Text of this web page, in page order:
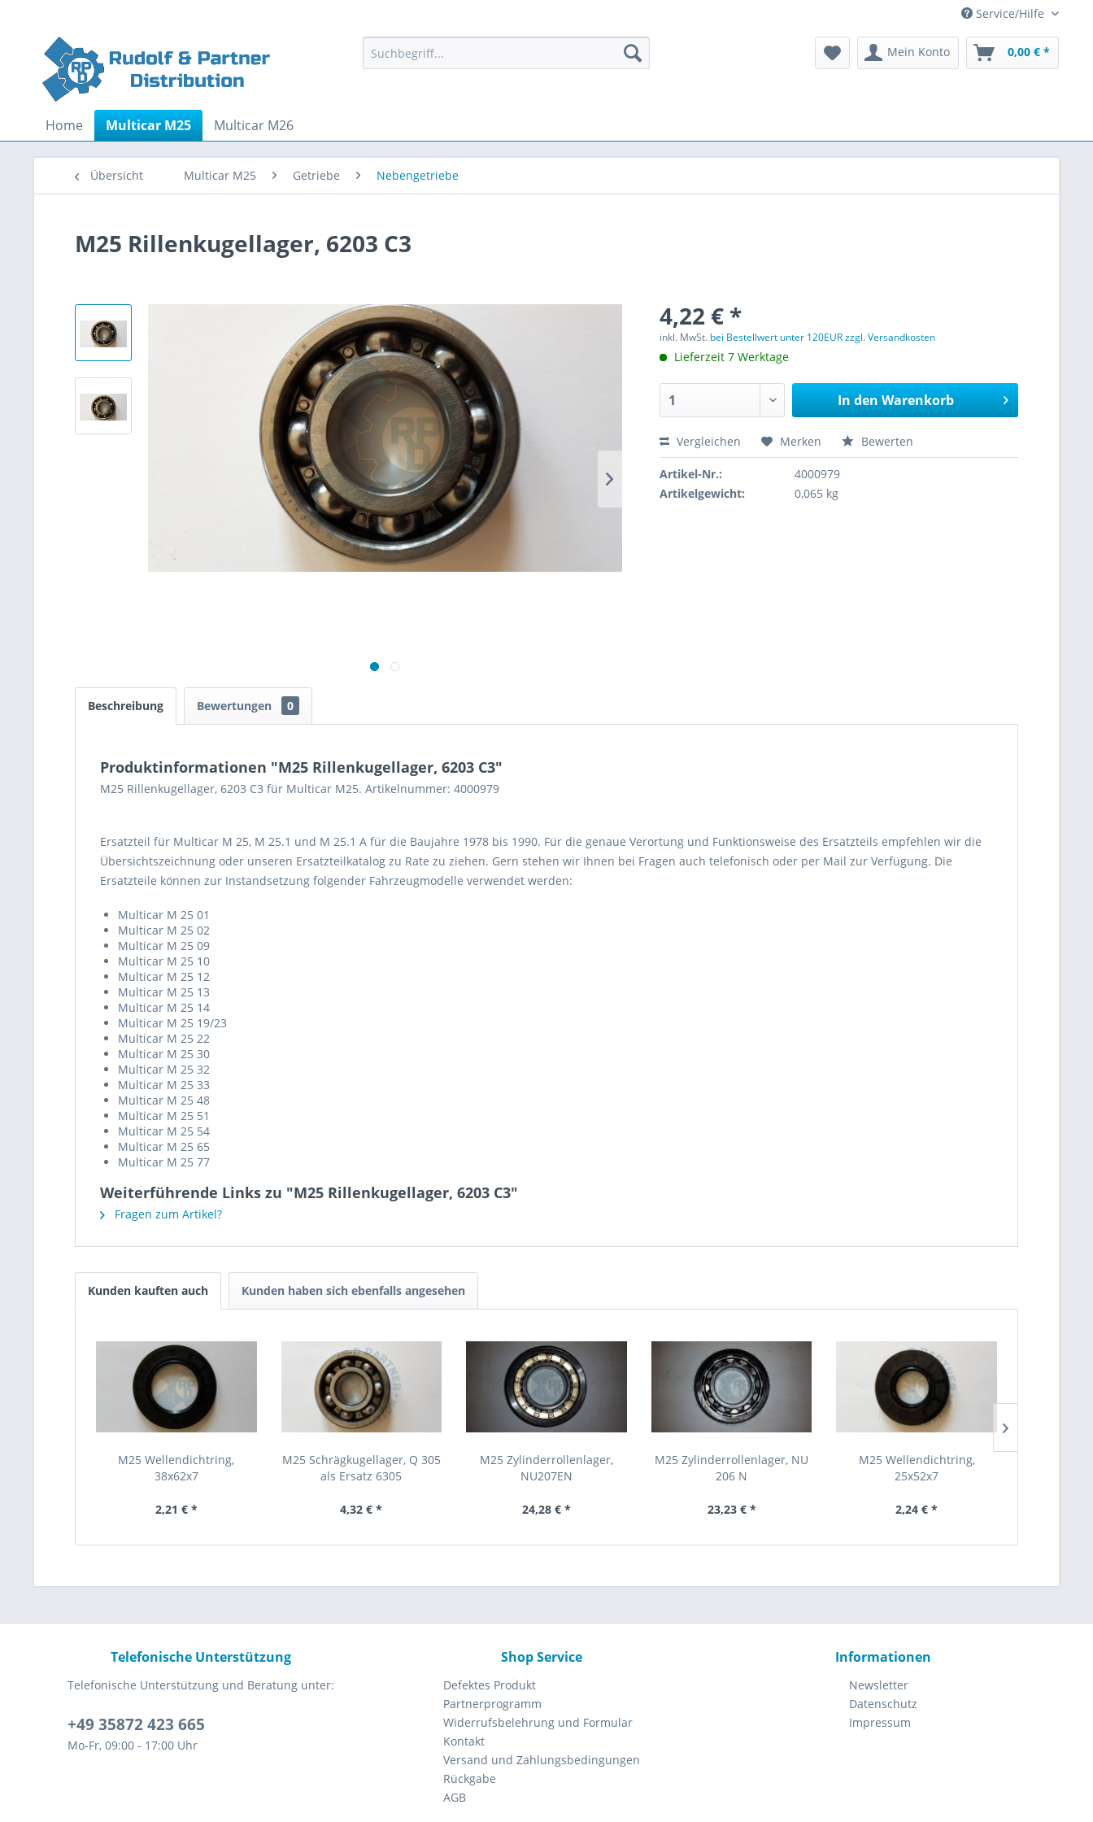
Service/Hilfe
Mein Konto 0,00 € *
Home Multicar M25 Multicar M26
Übersicht Multicar M25 Getriebe Nebengetriebe
M25 Rillenkugellager, 6203 C3
4,22 € *
inkl. MwSt. bei Bestellwert unter 120EUR zzgl. Versandkosten
Lieferzeit 7 Werktage
In den Warenkorb
Vergleichen Merken Bewerten
Artikel-Nr.:
4000979
Artikelgewicht:
0,065 kg
Beschreibung Bewertungen 0
Produktinformationen "M25 Rillenkugellager, 6203 C3"
M25 Rillenkugellager, 6203 C3 für Multicar M25. Artikelnummer: 4000979
Ersatzteil für Multicar M 25, M 25.1 und M 25.1 A für die Baujahre 1978 bis 1990. Für die genaue Verortung und Funktionsweise des Ersatzteils empfehlen wir die
Übersichtszeichnung oder unseren Ersatzteilkatalog zu Rate zu ziehen. Gern stehen wir Ihnen bei Fragen auch telefonisch oder per Mail zur Verfügung. Die
Ersatzteile können zur Instandsetzung folgender Fahrzeugmodelle verwendet werden:
Multicar M 25 01
Multicar M 25 02
Multicar M 25 09
Multicar M 25 10
Multicar M 25 12
Multicar M 25 13
Multicar M 25 14
Multicar M 25 19/23
Multicar M 25 22
Multicar M 25 30
Multicar M 25 32
Multicar M 25 33
Multicar M 25 48
Multicar M 25 51
Multicar M 25 54
Multicar M 25 65
Multicar M 25 77
Weiterführende Links zu "M25 Rillenkugellager, 6203 C3"
Fragen zum Artikel?
Kunden kauften auch Kunden haben sich ebenfalls angesehen
M25 Wellendichtring,
38x62x7
2,21 € *
M25 Schrägkugellager, Q 305
als Ersatz 6305
4,32 € *
M25 Zylinderrollenlager,
NU207EN
24,28 € *
M25 Zylinderrollenlager, NU
206 N
23,23 € *
M25 Wellendichtring,
25x52x7
2,24 € *
Telefonische Unterstützung
Telefonische Unterstützung und Beratung unter:
+49 35872 423 665
Mo-Fr, 09:00 - 17:00 Uhr
Shop Service
Defektes Produkt
Partnerprogramm
Widerrufsbelehrung und Formular
Kontakt
Versand und Zahlungsbedingungen
Rückgabe
AGB
Informationen
Newsletter
Datenschutz
Impressum